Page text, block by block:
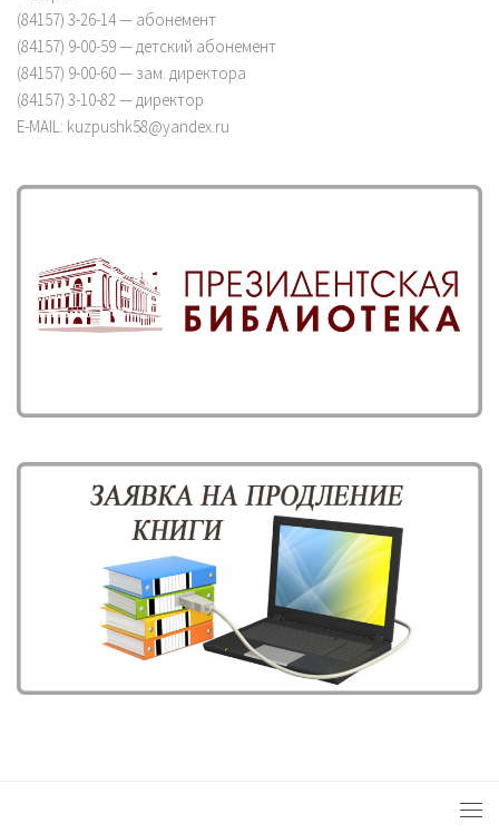
(84157) 3-26-14 — абонемент
(84157) 9-00-59 — детский абонемент
(84157) 9-00-60 — зам. директора
(84157) 3-10-82 — директор
E-MAIL: kuzpushk58@yandex.ru